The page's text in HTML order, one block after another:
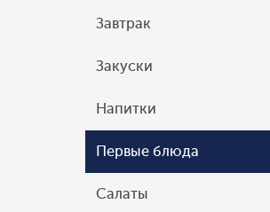
Завтрак
Закуски
Напитки
Первые блюда
Салаты